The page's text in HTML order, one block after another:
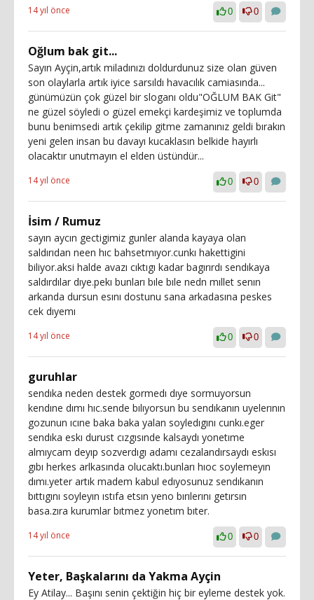
14 yıl önce 0 0
Oğlum bak git...
Sayın Ayçin,artık miladınızı doldurdunuz size olan güven
son olaylarla artık iyice sarsıldı havacılık camiasında...
günümüzün çok güzel bir sloganı oldu"OĞLUM BAK Git"
ne güzel söyledi o güzel emekçi kardeşimiz ve toplumda
bunu benimsedi artık çekilip gitme zamanınız geldi bırakın
yeni gelen insan bu davayı kucaklasın belkide hayırlı
olacaktır unutmayın el elden üstündür...
14 yıl önce 0 0
İsim / Rumuz
sayın aycın gectigimiz gunler alanda kayaya olan
saldırıdan neen hıc bahsetmıyor.cunkı hakettigini
biliyor.aksi halde avazı cıktıgı kadar bagırırdı sendıkaya
saldırdılar dıye.pekı bunları bıle bıle nedn mıllet senın
arkanda dursun esını dostunu sana arkadasına peskes
cek dıyemı
14 yıl önce 0 0
guruhlar
sendıka neden destek gormedı dıye sormuyorsun
kendıne dımı hıc.sende bılıyorsun bu sendıkanın uyelerının
gozunun ıcıne baka baka yalan soyledıgını cunkı.eger
sendıka eskı durust cızgısınde kalsaydı yonetıme
almıycam deyıp sozverdıgı adamı cezalandırsaydı eskısı
gıbı herkes arlkasında olucaktı.bunları hıoc soylemeyın
dımı.yeter artık madem kabul edıyosunuz sendıkanın
bıttıgını soyleyın ıstıfa etsın yeno bırılerını getırsın
basa.zıra kurumlar bıtmez yonetım bıter.
14 yıl önce 0 0
Yeter, Başkalarını da Yakma Ayçin
Ey Atilay... Başını senin çektiğin hiç bir eyleme destek yok.